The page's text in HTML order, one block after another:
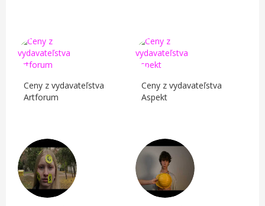
Ceny z vydavateľstva
Artforum
Ceny z vydavateľstva
Aspekt